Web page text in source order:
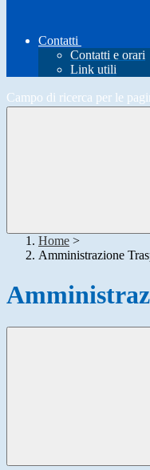
Contatti
Contatti e orari
Link utili
Campo di ricerca per le
Home >
Amministrazione